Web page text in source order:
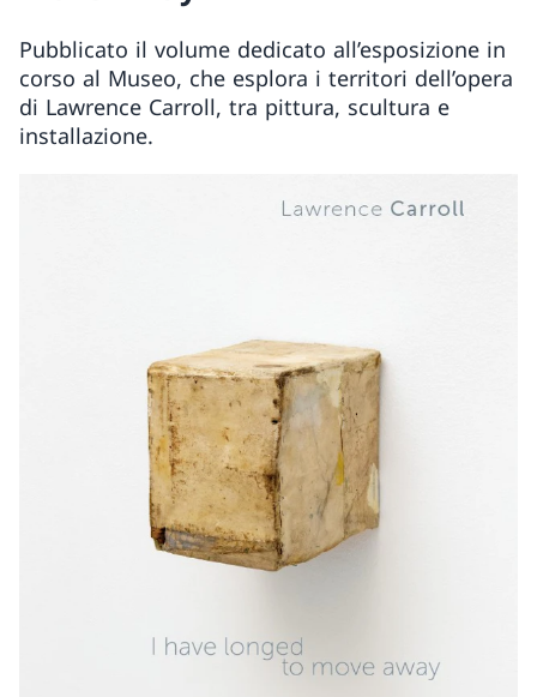
Pubblicato il volume dedicato all’esposizione in
corso al Museo, che esplora i territori dell’opera
di Lawrence Carroll, tra pittura, scultura e
installazione.